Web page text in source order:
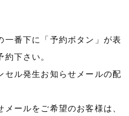
一番下に「予約ボタン」が表
下さい。
セル発生お知らせメールの配
ールをご希望のお客様は、